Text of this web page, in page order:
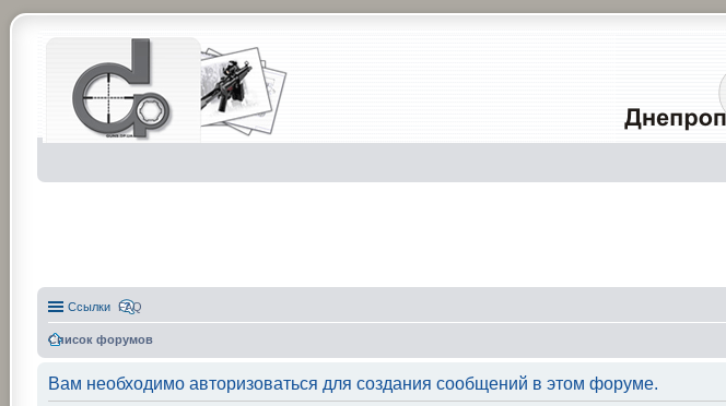
Ссылки FAQ
Список форумов
Вам необходимо авторизоваться для создания сообщений в этом форуме.